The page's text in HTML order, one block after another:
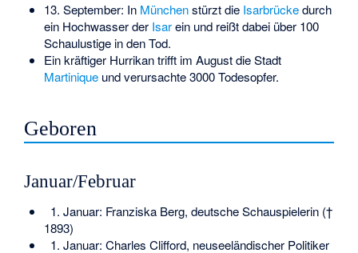
13. September: In Münchenstürzt die Isarbrückedurch
ein Hochwasser der Isarein und reißt dabei über 100
Schaulustige in den Tod.
Ein kräftiger Hurrikan trifft im August die Stadt
Martiniqueund verursachte 3000 Todesopfer.
Geboren
Januar/Februar
1. Januar: Franziska Berg, deutsche Schauspielerin (†
1893)
1. Januar: Charles Clifford, neuseeländischer Politiker